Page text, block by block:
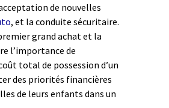
de nouvelles
, et la conduite sécuritaire.
grand achat et la
l’importance de
total de possession d’un
des priorités financières
de leurs enfants dans un